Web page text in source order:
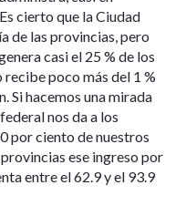
cierto que la Ciudad
de las provincias, pero
casi el 25 % de los
poco más del 1 %
Si hacemos una mirada
nos da a los
por ciento de nuestros
ese ingreso por
entre el 62.9 y el 93.9